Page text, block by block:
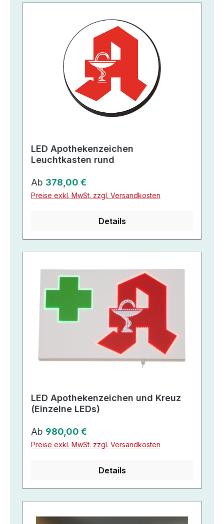
LED Apothekenzeichen
Leuchtkasten rund
Regulärer Preis:
Ab 378,00 €
Preise exkl. MwSt. zzgl. Versandkosten
Details
LED Apothekenzeichen und Kreuz
(Einzelne LEDs)
Regulärer Preis:
Ab 980,00 €
Preise exkl. MwSt. zzgl. Versandkosten
Details